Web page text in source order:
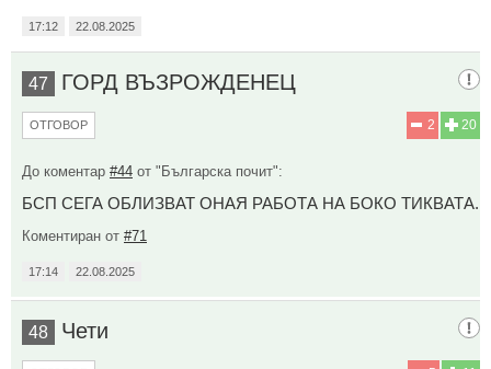
17:12 22.08.2025
47 ГОРД ВЪЗРОЖДЕНЕЦ
20
2
ОТГОВОР
До коментар #44 от "Българска почит":
БСП СЕГА ОБЛИЗВАТ ОНАЯ РАБОТА НА БОКО ТИКВАТА.
Коментиран от #71
17:14 22.08.2025
48 Чети